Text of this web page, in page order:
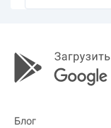
Блог